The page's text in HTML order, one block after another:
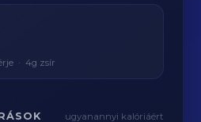
· 4g zsír
ugyanannyi kalóriáért